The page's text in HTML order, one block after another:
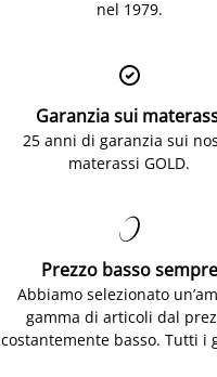
nel 1979.

Garanzia sui
25 anni di garanzia sui
materassi GOLD.

Prezzo basso sempre
Abbiamo selezionato
gamma di articoli dal
costantemente basso. Tutti i